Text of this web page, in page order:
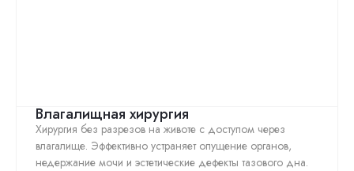
Влагалищная хирургия
Хирургия без разрезов на животе с доступом через
влагалище. Эффективно устраняет опущение органов,
недержание мочи и эстетические дефекты тазового дна.